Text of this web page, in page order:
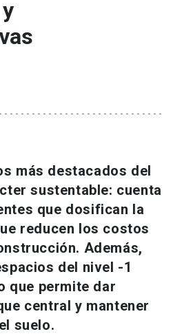
keyboard_arrow_down
launch
más destacados del
sustentable: cuenta
que dosifican la
reducen los costos
Además,
del nivel -1
que permite dar
central y mantener
suelo.